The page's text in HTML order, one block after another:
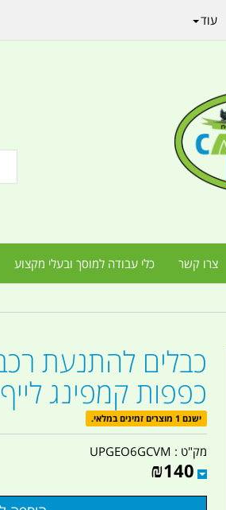
צרו קשר כלי עבודה למוסך ובעלי מקצוע
עוד
כפפות קמפינג לייף
ישנם 1 מוצרים זמינים במלאי.
מק"ט : UPGEO6GCVM
₪140